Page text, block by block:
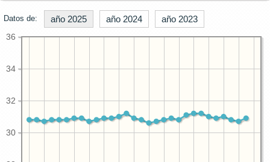
Datos de: año 2025 año 2024 año 2023
30
32
34
36